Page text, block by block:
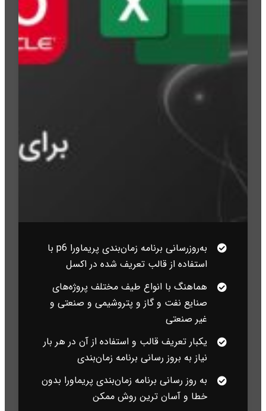
به‌روزرسانی برنامه زمان‌بندی پریماورا p6 با
استفاده از قالب تعریف شده در اکسل
هماهنگ با انواع طیف مختلف پروژه‌های
صنایع نفت و گاز و پتروشیمی و صنعتی و
غیر صنعتی
یکبار تعریف قالب و استفاده از آن در هر بار
نیاز به بروز رسانی برنامه زمان‌بندی
به روز رسانی برنامه زمان‌بندی پریماورا بدون
خطا و آسان ترین روش ممکن